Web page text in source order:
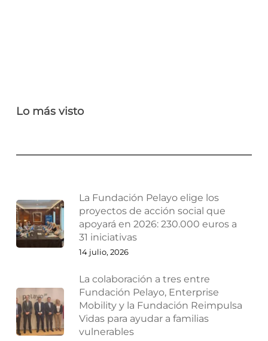
Lo más visto
La Fundación Pelayo elige los
proyectos de acción social que
apoyará en 2026: 230.000 euros a
31 iniciativas
14 julio, 2026
La colaboración a tres entre
Fundación Pelayo, Enterprise
Mobility y la Fundación Reimpulsa
Vidas para ayudar a familias
vulnerables